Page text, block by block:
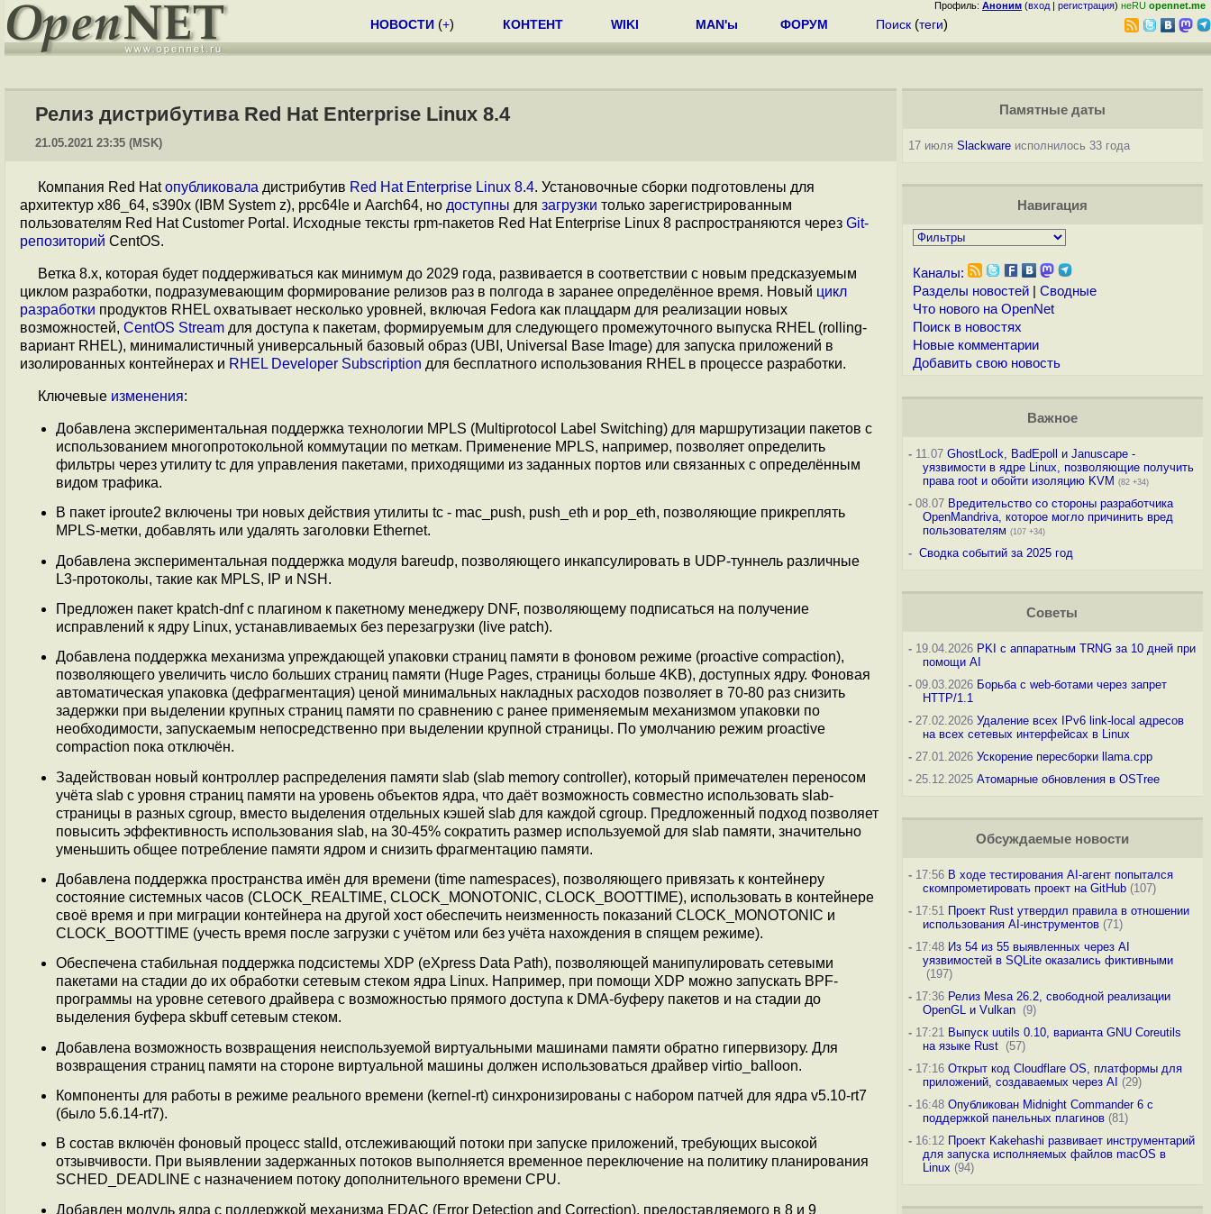
Профиль: Аноним (вход | регистрация) неRU opennet.me
НОВОСТИ (+) КОНТЕНТ WIKI MAN'ы ФОРУМ Поиск (теги)
Релиз дистрибутива Red Hat Enterprise Linux 8.4
21.05.2021 23:35 (MSK)
Компания Red Hatопубликовала дистрибутив Red Hat Enterprise Linux 8.4. Установочные сборки подготовлены для
архитектур x86_64, s390x (IBM System z), ppc64le и Aarch64, но доступны для загрузки только зарегистрированным
пользователям Red Hat Customer Portal. Исходные тексты rpm-пакетов Red Hat Enterprise Linux 8 распространяются через Git-
репозиторий CentOS.
Ветка 8.x, которая будет поддерживаться как минимум до 2029 года, развивается в соответствии с новым предсказуемым
циклом разработки, подразумевающим формирование релизов раз в полгода в заранее определённое время. Новый цикл
разработки продуктов RHEL охватывает несколько уровней, включая Fedora как плацдарм для реализации новых
возможностей, CentOS Stream для доступа к пакетам, формируемым для следующего промежуточного выпуска RHEL (rolling-
вариант RHEL), минималистичный универсальный базовый образ (UBI, Universal Base Image) для запуска приложений в
изолированных контейнерах и RHEL Developer Subscription для бесплатного использования RHEL в процессе разработки.
Ключевые изменения:
Добавлена экспериментальная поддержка технологии MPLS (Multiprotocol Label Switching) для маршрутизации пакетов с
использованием многопротокольной коммутации по меткам. Применение MPLS, например, позволяет определить
фильтры через утилиту tc для управления пакетами, приходящими из заданных портов или связанных с определённым
видом трафика.
В пакет iproute2 включены три новых действия утилиты tc - mac_push, push_eth и pop_eth, позволяющие прикреплять
MPLS-метки, добавлять или удалять заголовки Ethernet.
Добавлена экспериментальная поддержка модуля bareudp, позволяющего инкапсулировать в UDP-туннель различные
L3-протоколы, такие как MPLS, IP и NSH.
Предложен пакет kpatch-dnf с плагином к пакетному менеджеру DNF, позволяющему подписаться на получение
исправлений к ядру Linux, устанавливаемых без перезагрузки (live patch).
Добавлена поддержка механизма упреждающей упаковки страниц памяти в фоновом режиме (proactive compaction),
позволяющего увеличить число больших страниц памяти (Huge Pages, страницы больше 4KB), доступных ядру. Фоновая
автоматическая упаковка (дефрагментация) ценой минимальных накладных расходов позволяет в 70-80 раз снизить
задержки при выделении крупных страниц памяти по сравнению с ранее применяемым механизмом упаковки по
необходимости, запускаемым непосредственно при выделении крупной страницы. По умолчанию режим proactive
compaction пока отключён.
Задействован новый контроллер распределения памяти slab (slab memory controller), который примечателен переносом
учёта slab с уровня страниц памяти на уровень объектов ядра, что даёт возможность совместно использовать slab-
страницы в разных cgroup, вместо выделения отдельных кэшей slab для каждой cgroup. Предложенный подход позволяет
повысить эффективность использования slab, на 30-45% сократить размер используемой для slab памяти, значительно
уменьшить общее потребление памяти ядром и снизить фрагментацию памяти.
Добавлена поддержка пространства имён для времени (time namespaces), позволяющего привязать к контейнеру
состояние системных часов (CLOCK_REALTIME, CLOCK_MONOTONIC, CLOCK_BOOTTIME), использовать в контейнере
своё время и при миграции контейнера на другой хост обеспечить неизменность показаний CLOCK_MONOTONIC и
CLOCK_BOOTTIME (учесть время после загрузки с учётом или без учёта нахождения в спящем режиме).
Обеспечена стабильная поддержка подсистемы XDP (eXpress Data Path), позволяющей манипулировать сетевыми
пакетами на стадии до их обработки сетевым стеком ядра Linux. Например, при помощи XDP можно запускать BPF-
программы на уровне сетевого драйвера с возможностью прямого доступа к DMA-буферу пакетов и на стадии до
выделения буфера skbuff сетевым стеком.
Добавлена возможность возвращения неиспользуемой виртуальными машинами памяти обратно гипервизору. Для
возвращения страниц памяти на стороне виртуальной машины должен использоваться драйвер virtio_balloon.
Компоненты для работы в режиме реального времени (kernel-rt) синхронизированы с набором патчей для ядра v5.10-rt7
(было 5.6.14-rt7).
В состав включён фоновый процесс stalld, отслеживающий потоки при запуске приложений, требующих высокой
отзывчивости. При выявлении задержанных потоков выполняется временное переключение на политику планирования
SCHED_DEADLINE с назначением потоку дополнительного времени CPU.
Добавлен модуль ядра с поддержкой механизма EDAC (Error Detection and Correction), предоставляемого в 8 и 9
Памятные даты
17 июля Slackwareисполнилось 33 года
Навигация
Каналы:
Разделы новостей| Сводные
Что нового на OpenNet
Поиск в новостях
Новые комментарии
Добавить свою новость
Важное
-11.07 GhostLock, BadEpoll и Januscape -
уязвимости в ядре Linux, позволяющие получить
права root и обойти изоляцию KVM (82 +34)
-08.07 Вредительство со стороны разработчика
OpenMandriva, которое могло причинить вред
пользователям (107 +34)
- Сводка событий за 2025 год
Советы
-19.04.2026 PKI с аппаратным TRNG за 10 дней при
помощи AI
-09.03.2026 Борьба с web-ботами через запрет
HTTP/1.1
-27.02.2026 Удаление всех IPv6 link-local адресов
на всех сетевых интерфейсах в Linux
-27.01.2026 Ускорение пересборки llama.cpp
-25.12.2025 Атомарные обновления в OSTree
Обсуждаемые новости
-17:56 В ходе тестирования AI-агент попытался
скомпрометировать проект на GitHub(107)
-17:51 Проект Rust утвердил правила в отношении
использования AI-инструментов(71)
-17:48 Из 54 из 55 выявленных через AI
уязвимостей в SQLite оказались фиктивными
(197)
-17:36 Релиз Mesa 26.2, свободной реализации
OpenGL и Vulkan (9)
-17:21 Выпуск uutils 0.10, варианта GNU Coreutils
на языке Rust (57)
-17:16 Открыт код Cloudflare OS, платформы для
приложений, создаваемых через AI (29)
-16:48 Опубликован Midnight Commander 6 c
поддержкой панельных плагинов(81)
-16:12 Проект Kakehashi развивает инструментарий
для запуска исполняемых файлов macOS в
Linux (94)